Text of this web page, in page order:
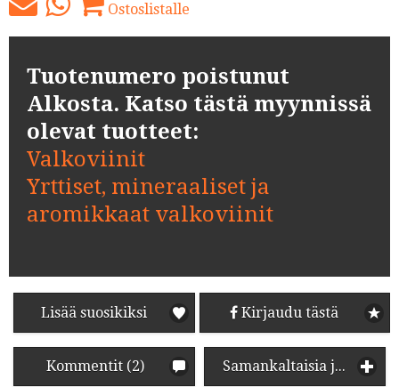
Ostoslistalle
Tuotenumero poistunut
Alkosta. Katso tästä myynnissä
olevat tuotteet:
Valkoviinit
Yrttiset, mineraaliset ja
aromikkaat valkoviinit
Lisää suosikiksi Kirjaudu tästä
Kommentit (2) Samankaltaisia juomia